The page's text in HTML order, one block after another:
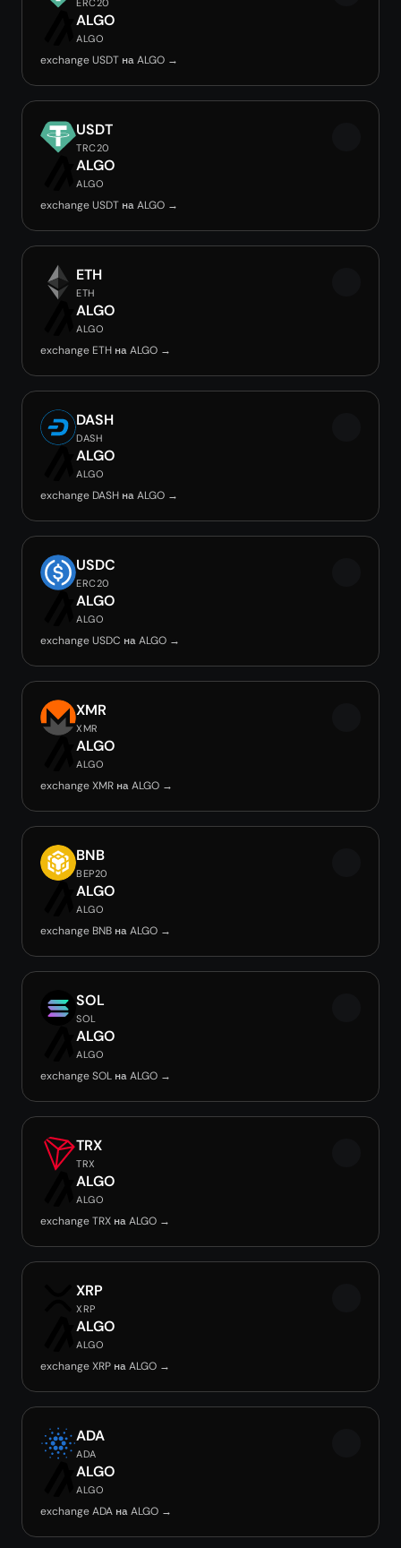
ERC20
ALGO
ALGO
exchange USDT на ALGO →
USDT
TRC20
ALGO
ALGO
exchange USDT на ALGO →
ETH
ETH
ALGO
ALGO
exchange ETH на ALGO →
DASH
DASH
ALGO
ALGO
exchange DASH на ALGO →
USDC
ERC20
ALGO
ALGO
exchange USDC на ALGO →
XMR
XMR
ALGO
ALGO
exchange XMR на ALGO →
BNB
BEP20
ALGO
ALGO
exchange BNB на ALGO →
SOL
SOL
ALGO
ALGO
exchange SOL на ALGO →
TRX
TRX
ALGO
ALGO
exchange TRX на ALGO →
XRP
XRP
ALGO
ALGO
exchange XRP на ALGO →
ADA
ADA
ALGO
ALGO
exchange ADA на ALGO →